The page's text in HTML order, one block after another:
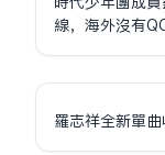
線，海外沒有
羅志祥全新單